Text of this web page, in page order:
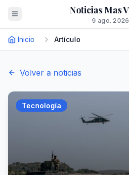
Noticias Mas
9 ago. 2026
Inicio Artículo
Volver a noticias
Tecnología